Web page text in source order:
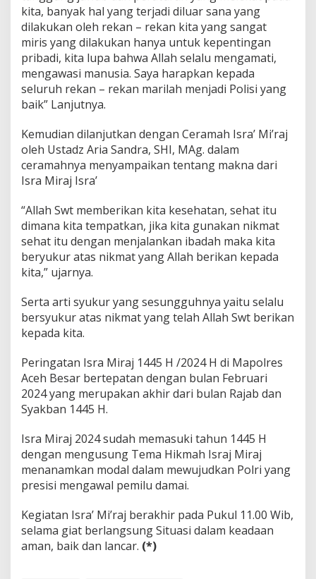
kita, banyak hal yang terjadi diluar sana yang
dilakukan oleh rekan – rekan kita yang sangat
miris yang dilakukan hanya untuk kepentingan
pribadi, kita lupa bahwa Allah selalu mengamati,
mengawasi manusia. Saya harapkan kepada
seluruh rekan – rekan marilah menjadi Polisi yang
baik” Lanjutnya.
Kemudian dilanjutkan dengan Ceramah Isra’ Mi’raj
oleh Ustadz Aria Sandra, SHI, MAg. dalam
ceramahnya menyampaikan tentang makna dari
Isra Miraj Isra’
“Allah Swt memberikan kita kesehatan, sehat itu
dimana kita tempatkan, jika kita gunakan nikmat
sehat itu dengan menjalankan ibadah maka kita
beryukur atas nikmat yang Allah berikan kepada
kita,” ujarnya.
Serta arti syukur yang sesungguhnya yaitu selalu
bersyukur atas nikmat yang telah Allah Swt berikan
kepada kita.
Peringatan Isra Miraj 1445 H /2024 H di Mapolres
Aceh Besar bertepatan dengan bulan Februari
2024 yang merupakan akhir dari bulan Rajab dan
Syakban 1445 H.
Isra Miraj 2024 sudah memasuki tahun 1445 H
dengan mengusung Tema Hikmah Israj Miraj
menanamkan modal dalam mewujudkan Polri yang
presisi mengawal pemilu damai.
Kegiatan Isra’ Mi’raj berakhir pada Pukul 11.00 Wib,
selama giat berlangsung Situasi dalam keadaan
aman, baik dan lancar. (*)